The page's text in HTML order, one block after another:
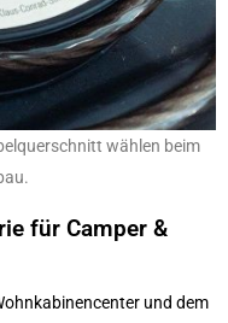
wählen beim
für Camper &
und dem